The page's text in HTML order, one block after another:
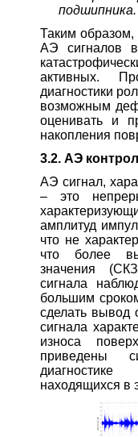
Таким образом,
АЭ сигналов
активных.
диагностики
возможным
оценивать и
накопления
3.2. АЭ
АЭ сигнал,
– это
амплитуд
что не
что более
значения
сигнала
большим
сделать
сигнала
износа
приведены
находящихся в